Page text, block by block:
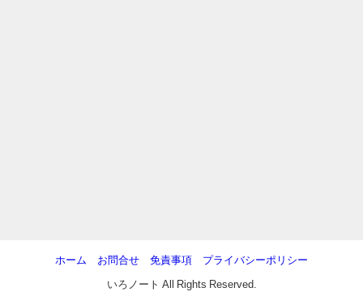
ホーム お問合せ 免責事項 プライバシーポリシー
いろノート All Rights Reserved.